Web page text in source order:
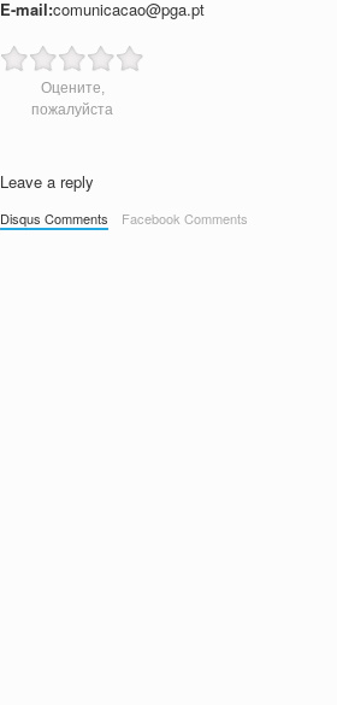
E-mail:comunicacao@pga.pt
Оцените,
пожалуйста
Leave a reply
Disqus Comments Facebook Comments